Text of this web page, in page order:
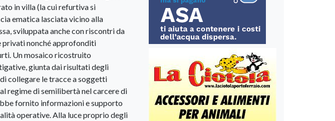
in villa (la cui refurtiva si
ematica lasciata vicino alla
sviluppata anche con riscontri da
privati nonché approfonditi
Un mosaico ricostruito
giunta dai risultati degli
collegare le tracce a soggetti
regime di semilibertà nel carcere di
fornito informazioni e supporto
operative. Alla luce proprio degli